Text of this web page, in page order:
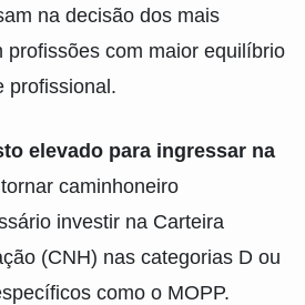
na decisão dos mais
profissões com maior equilíbrio
profissional.
elevado para ingressar na
caminhoneiro
investir na Carteira
(CNH) nas categorias D ou
como o MOPP.